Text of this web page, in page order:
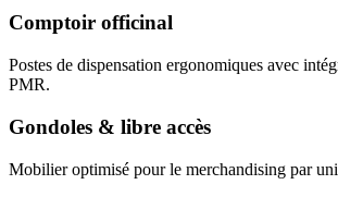
Comptoir officinal
Postes de dispensation ergonomiques avec
PMR.
Gondoles & libre accès
Mobilier optimisé pour le merchandising par